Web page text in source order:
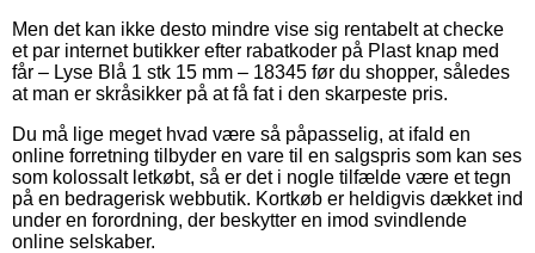
Men det kan ikke desto mindre vise sig rentabelt at checke
et par internet butikker efter rabatkoder på Plast knap med
får – Lyse Blå 1 stk 15 mm – 18345 før du shopper, således
at man er skråsikker på at få fat i den skarpeste pris.
Du må lige meget hvad være så påpasselig, at ifald en
online forretning tilbyder en vare til en salgspris som kan ses
som kolossalt letkøbt, så er det i nogle tilfælde være et tegn
på en bedragerisk webbutik. Kortkøb er heldigvis dækket ind
under en forordning, der beskytter en imod svindlende
online selskaber.